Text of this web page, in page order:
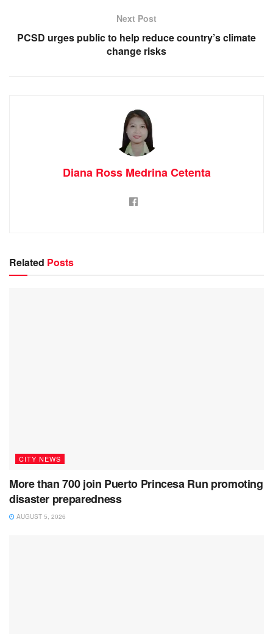
Next Post
PCSD urges public to help reduce country’s climate
change risks
Diana Ross Medrina Cetenta
Related Posts
CITY NEWS
More than 700 join Puerto Princesa Run promoting
disaster preparedness
AUGUST 5, 2026